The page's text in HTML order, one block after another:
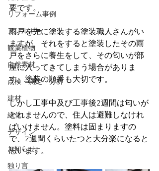
リフォーム事例
アレルギー
観葉植物
自然素材
点検・測定・分析
建材
緑化
デザイン
お知らせ
独り言
要です。
雨戸を先に塗装する塗装職人さんがい
ますが、それをすると塗装したその雨
戸をさらに養生をして、その匂いが部
屋に入ってきてしまう場合がありま
す。塗装の順番も大切です。
しかし工事中及び工事後2週間は匂いが
とれませんので、住人は避難しなけれ
ばいけません。塗料は固まりますの
で、2週間くらいたつと大分楽になると
思います。